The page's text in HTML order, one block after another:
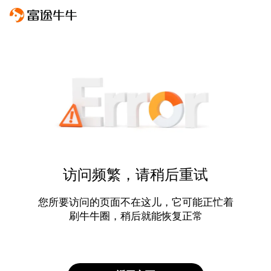
访问频繁，请稍后重试
您所要访问的页面不在这儿，它可能正忙着
刷牛牛圈，稍后就能恢复正常